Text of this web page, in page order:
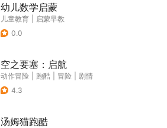
幼儿数学启蒙
儿童教育
启蒙早教
0.0
空之要塞：启航
动作冒险 跑酷 冒险
剧情
4.3
汤姆猫跑酷